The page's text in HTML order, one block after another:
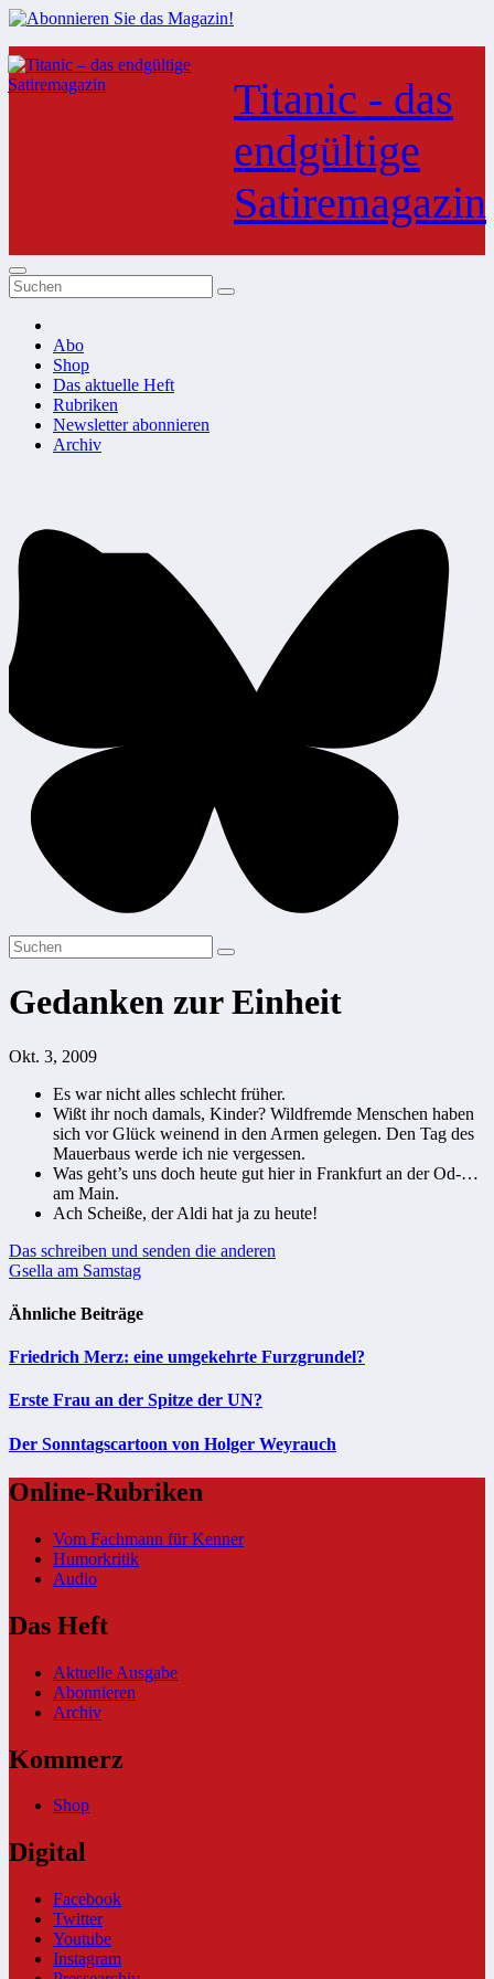
Zum
Inhalt
springen
Titanic - das
endgültige
Satiremagazin
Abo
Shop
Das aktuelle Heft
Rubriken
Newsletter abonnieren
Archiv
Gedanken zur Einheit
Okt. 3, 2009
Es war nicht alles schlecht früher.
Wißt ihr noch damals, Kinder? Wildfremde Menschen haben
sich vor Glück weinend in den Armen gelegen. Den Tag des
Mauerbaus werde ich nie vergessen.
Was geht’s uns doch heute gut hier in Frankfurt an der Od-…
am Main.
Ach Scheiße, der Aldi hat ja zu heute!
Beitragsnavigation
Das schreiben und senden die anderen
Gsella am Samstag
Ähnliche Beiträge
Friedrich Merz: eine umgekehrte Furzgrundel?
Erste Frau an der Spitze der UN?
Der Sonntagscartoon von Holger Weyrauch
Online-Rubriken
Vom Fachmann für Kenner
Humorkritik
Audio
Das Heft
Aktuelle Ausgabe
Abonnieren
Archiv
Kommerz
Shop
Digital
Facebook
Twitter
Youtube
Instagram